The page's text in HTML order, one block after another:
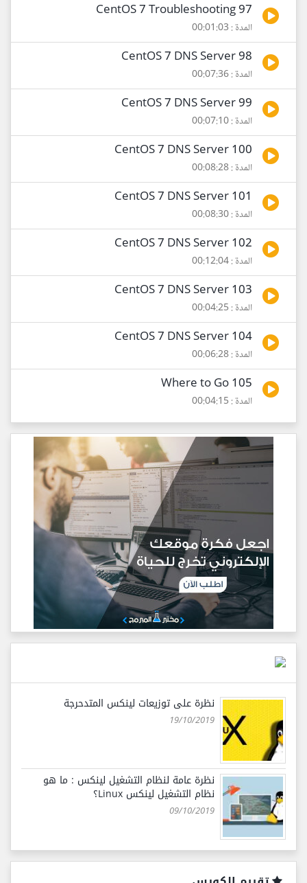
97 CentOS 7 Troubleshooting
المدة : 00:01:03
98 CentOS 7 DNS Server
المدة : 00:07:36
99 CentOS 7 DNS Server
المدة : 00:07:10
100 CentOS 7 DNS Server
المدة : 00:08:28
101 CentOS 7 DNS Server
المدة : 00:08:30
102 CentOS 7 DNS Server
المدة : 00:12:04
103 CentOS 7 DNS Server
المدة : 00:04:25
104 CentOS 7 DNS Server
المدة : 00:06:28
105 Where to Go
المدة : 00:04:15
نظرة على توزيعات لينكس المتدحرجة
19/10/2019
نظرة عامة لنظام التشغيل لينكس : ما هو
نظام التشغيل لينكس Linux؟
09/10/2019